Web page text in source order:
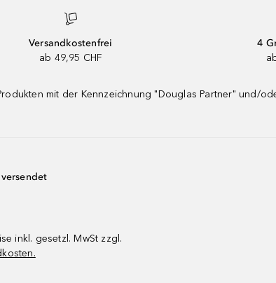
Versandkostenfrei
ab 49,95 CHF
4
mit der Kennzeichnung "Douglas Partner" und/
inkl. gesetzl. MwSt zzgl.